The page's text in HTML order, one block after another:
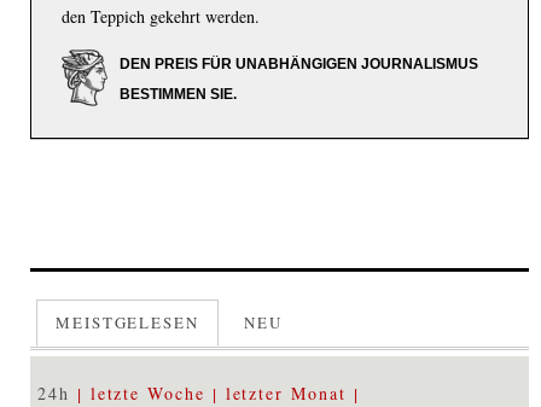
den Teppich gekehrt werden.
DEN PREIS FÜR UNABHÄNGIGEN JOURNALISMUS
BESTIMMEN SIE.
MEISTGELESEN NEU
24h letzte Woche letzter Monat